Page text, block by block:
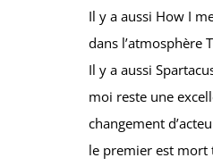
Il y a aussi How I
dans l’atmosphère
Il y a aussi
moi reste une
changement
le premier est mort